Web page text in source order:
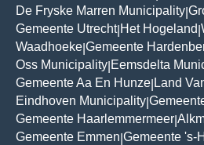
De Fryske Marren Municipality
Gemeente Utrecht| Het Hogeland
Waadhoeke Gemeente
Oss Municipality Eemsdelta
Gemeente Aa En Hunze Land
Eindhoven Municipality
Gemeente Haarlemmermeer
Gemeente Emmen Gemeente 's-